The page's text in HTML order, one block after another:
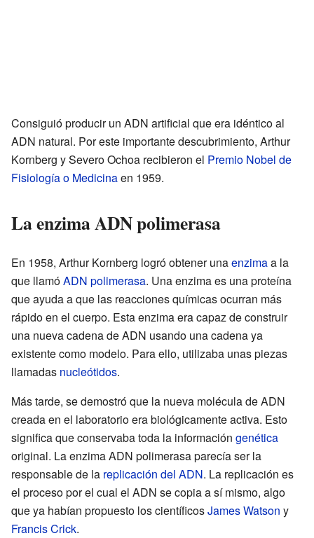
Consiguió producir un ADN artificial que era idéntico al
ADN natural. Por este importante descubrimiento, Arthur
Kornberg y Severo Ochoa recibieron el Premio Nobel de
Fisiología o Medicinaen 1959.
La enzima ADN polimerasa
En 1958, Arthur Kornberg logró obtener unaenzimaa la
que llamóADN polimerasa. Una enzima es una proteína
que ayuda a que las reacciones químicas ocurran más
rápido en el cuerpo. Esta enzima era capaz de construir
una nueva cadena de ADN usando una cadena ya
existente como modelo. Para ello, utilizaba unas piezas
llamadas nucleótidos.
Más tarde, se demostró que la nueva molécula de ADN
creada en el laboratorio era biológicamente activa. Esto
significa que conservaba toda la información genética
original. La enzima ADN polimerasa parecía ser la
responsable de la replicación del ADN. La replicación es
el proceso por el cual el ADN se copia a sí mismo, algo
que ya habían propuesto los científicosJames Watson y
Francis Crick.